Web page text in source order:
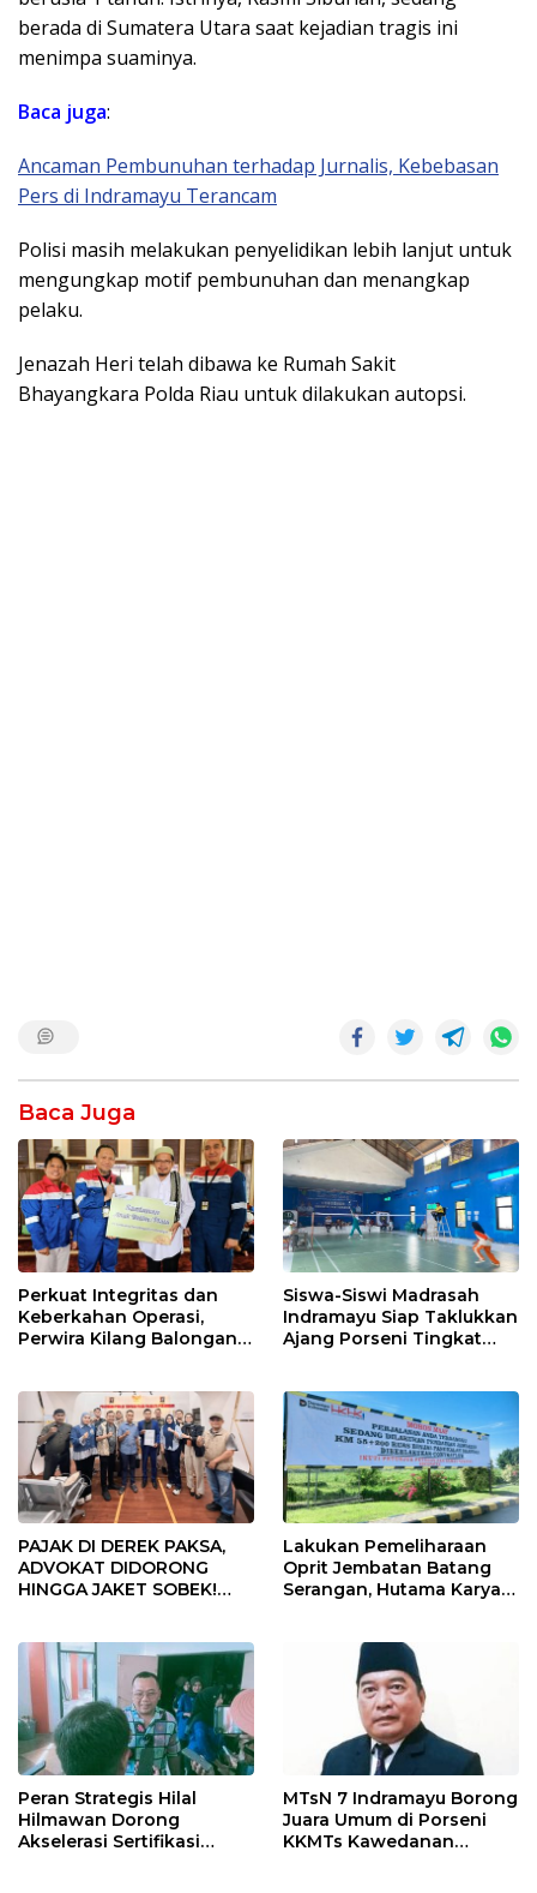
berada di Sumatera Utara saat kejadian tragis ini
menimpa suaminya.
Baca juga:
Ancaman Pembunuhan terhadap Jurnalis, Kebebasan
Pers di Indramayu Terancam
Polisi masih melakukan penyelidikan lebih lanjut untuk
mengungkap motif pembunuhan dan menangkap
pelaku.
Jenazah Heri telah dibawa ke Rumah Sakit
Bhayangkara Polda Riau untuk dilakukan autopsi.
Baca Juga
Perkuat Integritas dan
Keberkahan Operasi,
Perwira Kilang Balongan
Siswa-Siswi Madrasah
Indramayu Siap Taklukkan
Ajang Porseni Tingkat
PAJAK DI DEREK PAKSA,
ADVOKAT DIDORONG
HINGGA JAKET SOBEK!
Pekanbaru!
Lakukan Pemeliharaan
Oprit Jembatan Batang
Serangan, Hutama Karya
Peran Strategis Hilal
Hilmawan Dorong
Akselerasi Sertifikasi
MTsN 7 Indramayu Borong
Juara Umum di Porseni
KKMTs Kawedanan